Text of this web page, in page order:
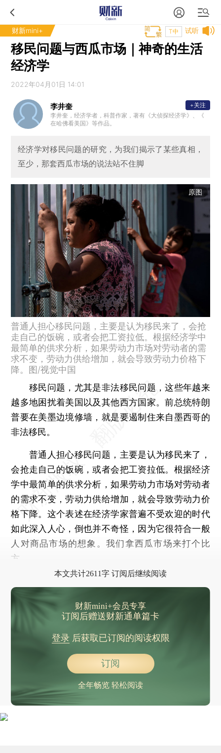
财新mini+ 试听
T中
移民问题与西瓜市场｜神奇的生活
经济学
2022年04月01日 14:01
李井奎
李井奎，经济学者，科普作家，著有《大侦探经济学》、《
在哈佛看美国》等作品。
+关注
经济学对移民问题的研究，为我们揭示了某些真相，
至少，那套西瓜市场的说法站不住脚
原图
普通人担心移民问题，主要是认为移民来了，会抢
走自己的饭碗，或者会把工资拉低。根据经济学中
最简单的供求分析，如果劳动力市场对劳动者的需
求不变，劳动力供给增加，就会导致劳动力价格下
降。图/视觉中国
移民问题，尤其是非法移民问题，这些年越来
越多地困扰着美国以及其他西方国家。前总统特朗
普要在美墨边境修墙，就是要遏制住来自墨西哥的
非法移民。
普通人担心移民问题，主要是认为移民来了，
会抢走自己的饭碗，或者会把工资拉低。根据经济
学中最简单的供求分析，如果劳动力市场对劳动者
的需求不变，劳动力供给增加，就会导致劳动力价
格下降。这个表述在经济学家普遍不受欢迎的时代
如此深入人心，倒也并不奇怪，因为它很符合一般
人对商品市场的想象。我们拿西瓜市场来打个比
方。
本文共计2611字 订阅后继续阅读
财新mini+会员专享
订阅后赠送财新通单篇卡
登录后获取已订阅的阅读权限
订阅
全年畅览 轻松阅读